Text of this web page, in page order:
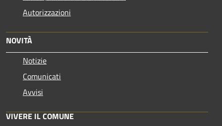
Autorizzazioni
NOVITÀ
Notizie
Comunicati
Avvisi
VIVERE IL COMUNE